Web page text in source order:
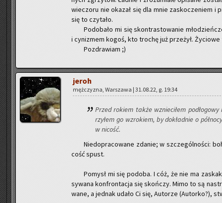
wie­czo­ru nie oka­zał się dla mnie za­sko­cze­niem i
się to czy­ta­ło.
Po­do­ba­ło mi się skon­tra­sto­wa­nie
i cy­ni­zmem kogoś, kto tro­chę już prze­żył. Ży­cio­we
Po­zdra­wiam ;)
jeroh
męż­czy­zna, War­sza­wa | 31.08.22, g. 19:34
Przed ro­kiem także wznie­ci­łem
rzy­łem go wzro­kiem, by do­kład­nie o
w ni­cość.
Nie­do­pra­co­wa­ne zda­nie; w szcze­gól­no­ści:
cość spust.
Po­mysł mi się po­do­ba. I cóż, że nie ma
sy­wa­na kon­fron­ta­cja się skoń­czy. Mimo to są
wa­ne, a jed­nak udało Ci się, Au­to­rze (Au­tor­ko?),